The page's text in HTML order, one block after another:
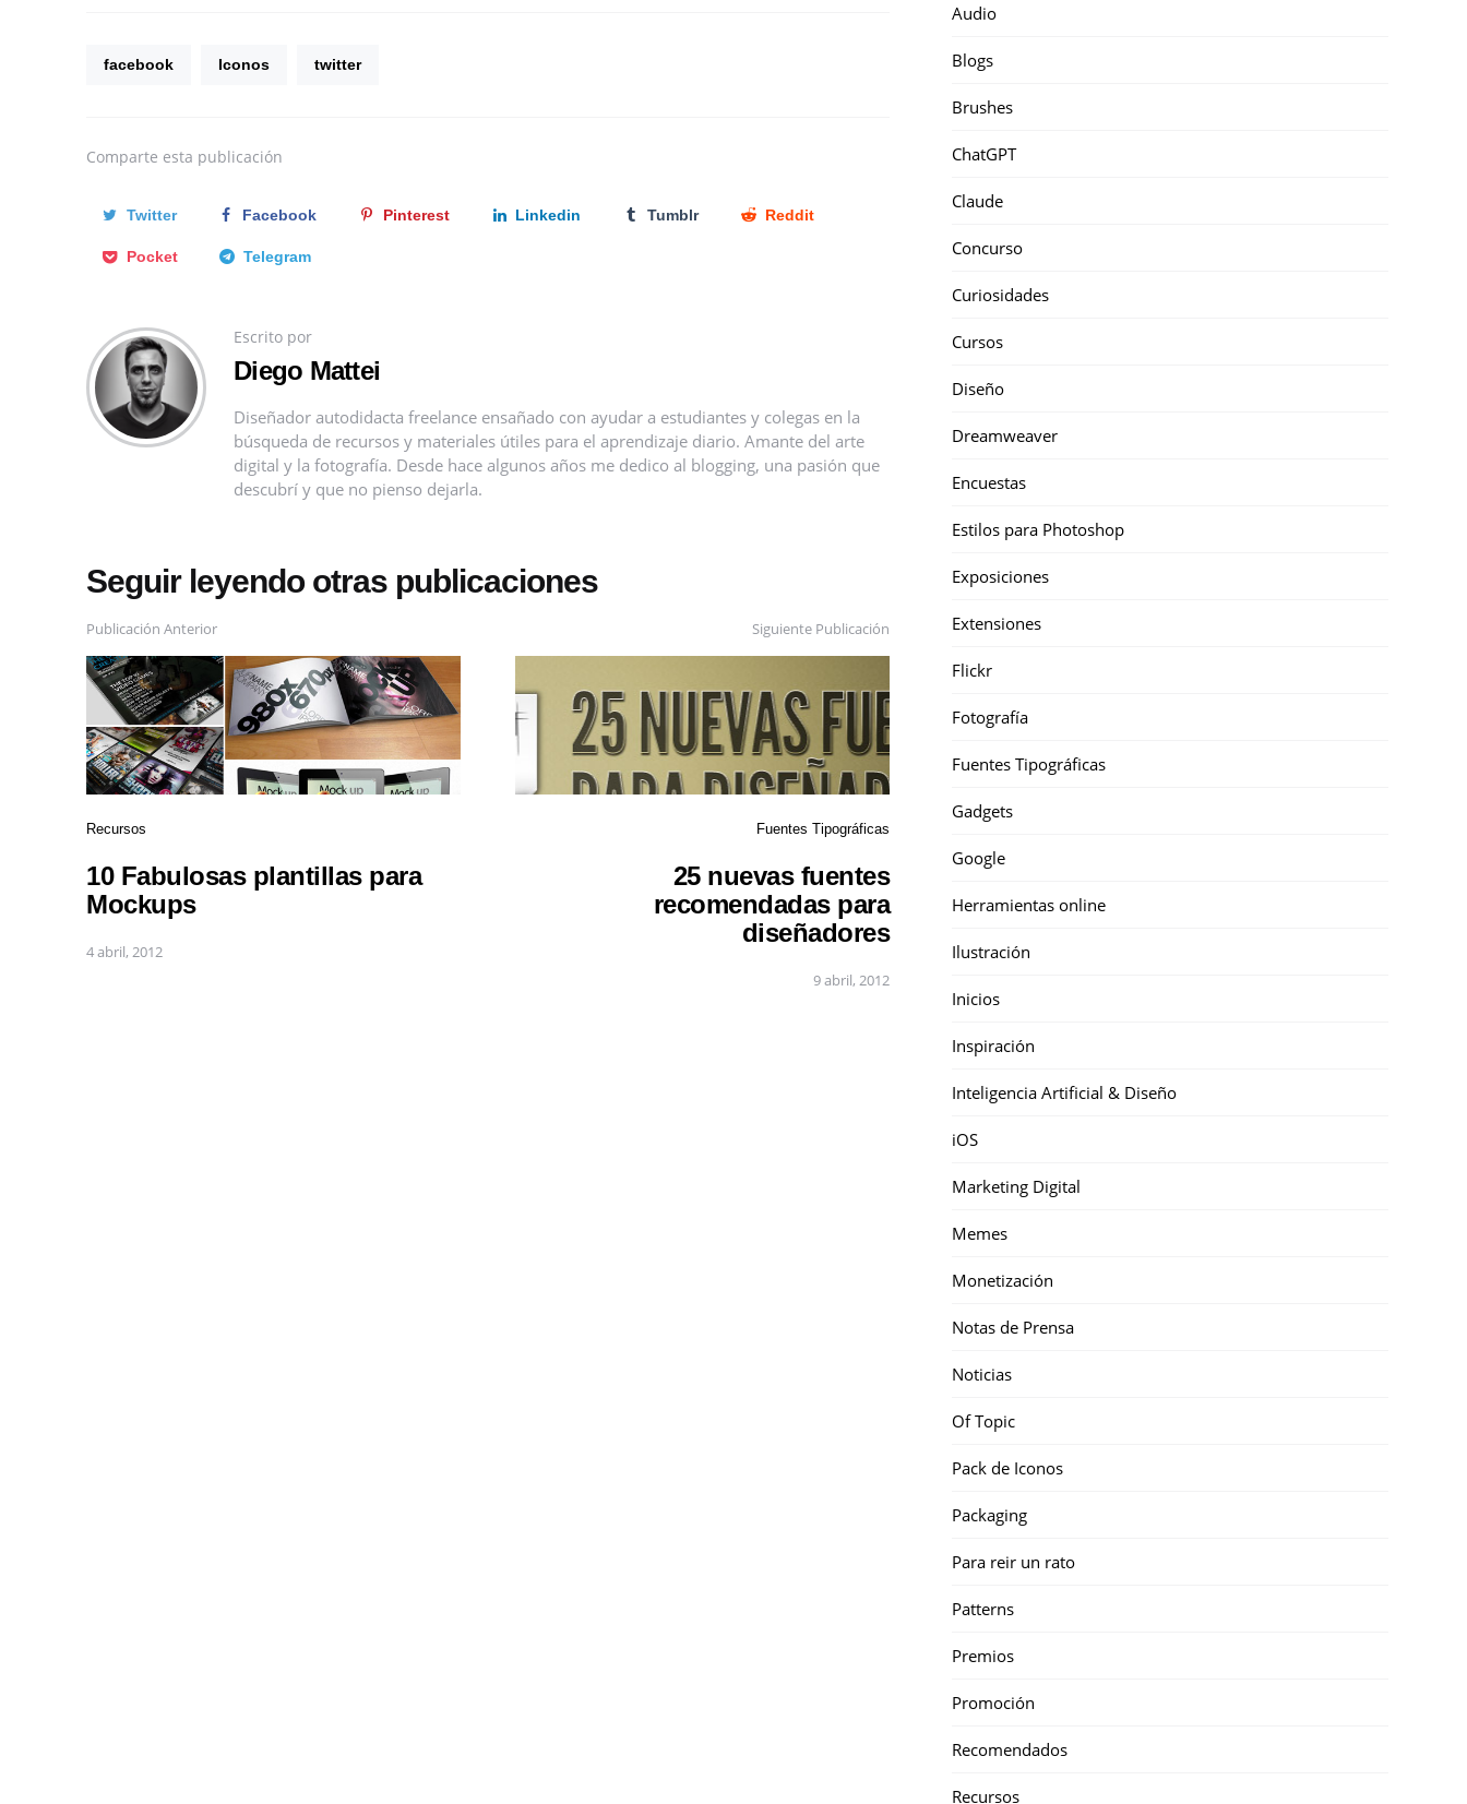
facebook Iconos twitter
Comparte esta publicación
Twitter Facebook Pinterest Linkedin Tumblr Reddit
Pocket Telegram
Escrito por
Diego Mattei
Diseñador autodidacta freelance ensañado con ayudar a estudiantes y colegas en la
búsqueda de recursos y materiales útiles para el aprendizaje diario. Amante del arte
digital y la fotografía. Desde hace algunos años me dedico al blogging, una pasión que
descubrí y que no pienso dejarla.
Seguir leyendo otras publicaciones
Publicación Anterior
Recursos
10 Fabulosas plantillas para
Mockups
4 abril, 2012
Siguiente Publicación
Fuentes Tipográficas
25 nuevas fuentes
recomendadas para
diseñadores
9 abril, 2012
Audio
Blogs
Brushes
ChatGPT
Claude
Concurso
Curiosidades
Cursos
Diseño
Dreamweaver
Encuestas
Estilos para Photoshop
Exposiciones
Extensiones
Flickr
Fotografía
Fuentes Tipográficas
Gadgets
Google
Herramientas online
Ilustración
Inicios
Inspiración
Inteligencia Artificial & Diseño
iOS
Marketing Digital
Memes
Monetización
Notas de Prensa
Noticias
Of Topic
Pack de Iconos
Packaging
Para reir un rato
Patterns
Premios
Promoción
Recomendados
Recursos